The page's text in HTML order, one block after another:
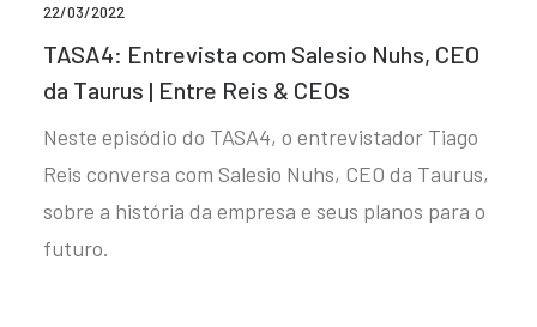
22/03/2022
TASA4: Entrevista com Salesio Nuhs, CEO
da Taurus | Entre Reis & CEOs
Neste episódio do TASA4, o entrevistador Tiago
Reis conversa com Salesio Nuhs, CEO da Taurus,
sobre a história da empresa e seus planos para o
futuro.